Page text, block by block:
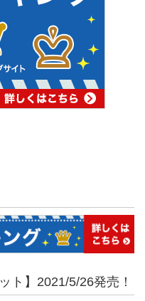
ト】2021/5/26発売！